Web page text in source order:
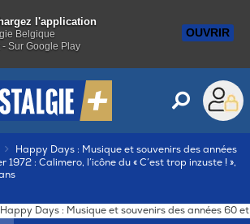
l'application
Belgique
- Sur Google Play
OUVRIR
Happy Days : Musique et souvenirs des années
1972 : Calimero, l’icône du « C’est trop inzuste ! »,
Happy Days : Musique et souvenirs des années 60